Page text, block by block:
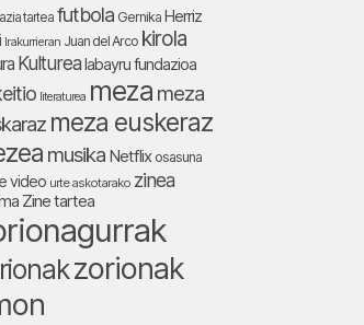
tartea futbola Gernika Herriz
Irakurrieran Juan del Arco kirola
Kulturea labayru fundazioa
literaturea meza meza
meza euskeraz
musika Netflix osasuna
video urte askotarako zinea
Zine tartea
zorionak